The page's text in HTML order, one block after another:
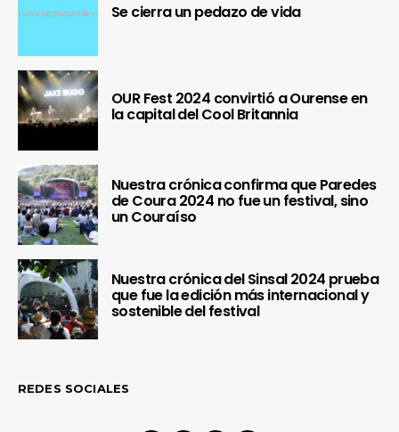
Se cierra un pedazo de vida
OUR Fest 2024 convirtió a Ourense en
la capital del Cool Britannia
Nuestra crónica confirma que Paredes
de Coura 2024 no fue un festival, sino
un Couraíso
Nuestra crónica del Sinsal 2024 prueba
que fue la edición más internacional y
sostenible del festival
REDES SOCIALES